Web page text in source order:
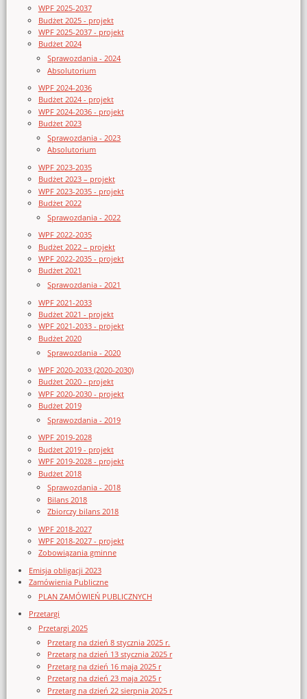
WPF 2025-2037
Budżet 2025 - projekt
WPF 2025-2037 - projekt
Budżet 2024
Sprawozdania - 2024
Absolutorium
WPF 2024-2036
Budżet 2024 - projekt
WPF 2024-2036 - projekt
Budżet 2023
Sprawozdania - 2023
Absolutorium
WPF 2023-2035
Budżet 2023 – projekt
WPF 2023-2035 - projekt
Budżet 2022
Sprawozdania - 2022
WPF 2022-2035
Budżet 2022 – projekt
WPF 2022-2035 - projekt
Budżet 2021
Sprawozdania - 2021
WPF 2021-2033
Budżet 2021 - projekt
WPF 2021-2033 - projekt
Budżet 2020
Sprawozdania - 2020
WPF 2020-2033 (2020-2030)
Budżet 2020 - projekt
WPF 2020-2030 - projekt
Budżet 2019
Sprawozdania - 2019
WPF 2019-2028
Budżet 2019 - projekt
WPF 2019-2028 - projekt
Budżet 2018
Sprawozdania - 2018
Bilans 2018
Zbiorczy bilans 2018
WPF 2018-2027
WPF 2018-2027 - projekt
Zobowiązania gminne
Emisja obligacji 2023
Zamówienia Publiczne
PLAN ZAMÓWIEŃ PUBLICZNYCH
Przetargi
Przetargi 2025
Przetarg na dzień 8 stycznia 2025 r.
Przetarg na dzień 13 stycznia 2025 r
Przetarg na dzień 16 maja 2025 r
Przetarg na dzień 23 maja 2025 r
Przetarg na dzień 22 sierpnia 2025 r